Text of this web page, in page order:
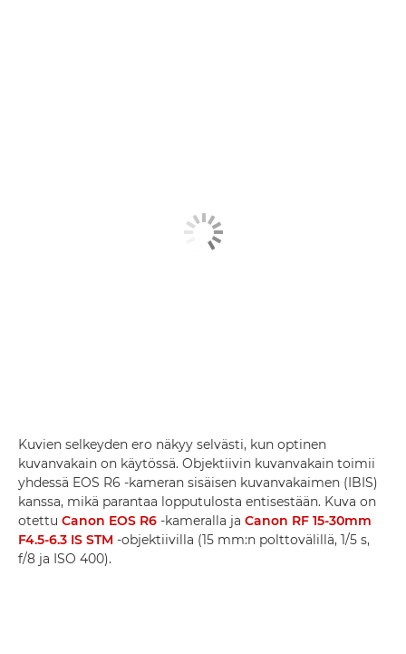
Kuvien selkeyden ero näkyy selvästi, kun optinen
kuvanvakain on käytössä. Objektiivin kuvanvakain toimii
yhdessä EOS R6 -kameran sisäisen kuvanvakaimen (IBIS)
kanssa, mikä parantaa lopputulosta entisestään. Kuva on
otettu Canon EOS R6 -kameralla ja Canon RF 15-30mm
F4.5-6.3 IS STM -objektiivilla (15 mm:n polttovälillä, 1/5 s,
f/8 ja ISO 400).